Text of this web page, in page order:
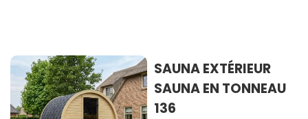
SAUNA EXTÉRIEUR
SAUNA EN TONNEAU
136